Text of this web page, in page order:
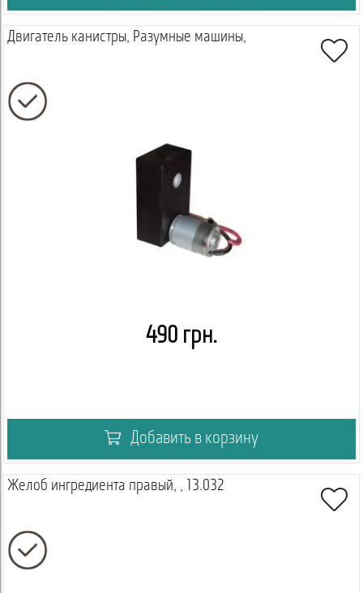
Двигатель канистры, Разумные машины,
490 грн.
Добавить в корзину
Желоб ингредиента правый, , 13.032